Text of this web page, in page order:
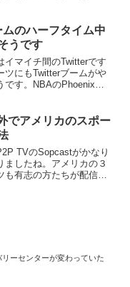
ら、CSでリーグパスに契
と奇...
のハーフタイム中
うです
イマイチ間のTwitterです
ツにもTwitterブームがや
です。NBAのPhoenix
でアメリカのスポー
TVのSopcastがかなり
ましたね。アメリカの３
も有志の方たちが配信し
リーセンターが変わっていた